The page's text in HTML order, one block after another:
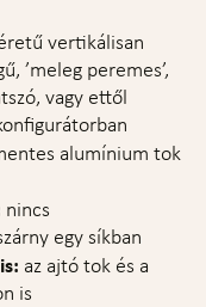
vertikálisan
’meleg peremes’,
vagy ettől
alumínium tok
nincs
egy síkban
az ajtó tok és a
is